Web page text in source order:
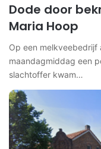
Dode door
Maria Hoop
Op een melkveebedrijf
maandagmiddag een
slachtoffer kwam…